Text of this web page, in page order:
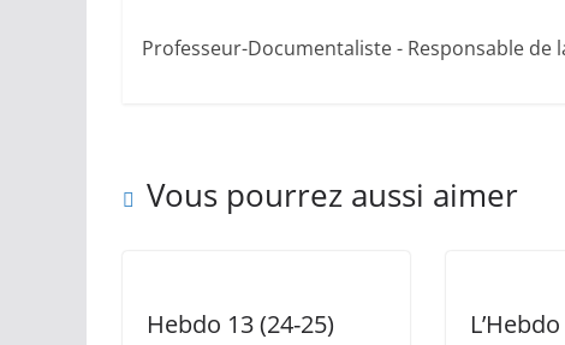
Professeur-Documentaliste - Responsable de
Vous pourrez aussi aimer
Hebdo 13 (24-25)